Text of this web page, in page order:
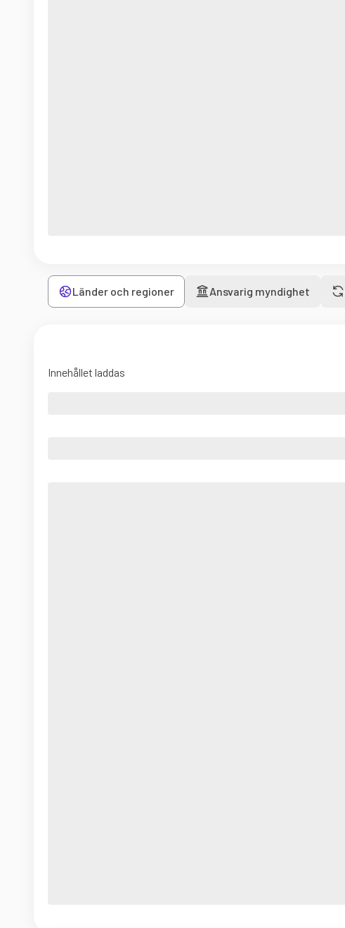
Länder och regioner Ansvarig myndighet
Innehållet laddas